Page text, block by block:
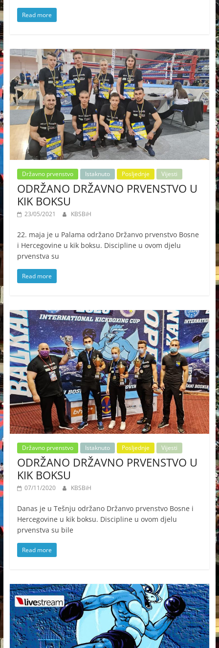
Read more
Državno prvenstvo Istaknuto Posljednje Vijesti
ODRŽANO DRŽAVNO PRVENSTVO U
KIK BOKSU
23/05/2021 KBSBiH
22. maja je u Palama održano Držanvo prvenstvo Bosne
i Hercegovine u kik boksu. Discipline u ovom djelu
prvenstva su
Read more
Državno prvenstvo Istaknuto Posljednje Vijesti
ODRŽANO DRŽAVNO PRVENSTVO U
KIK BOKSU
07/11/2020 KBSBiH
Danas je u Tešnju održano Držanvo prvenstvo Bosne i
Hercegovine u kik boksu. Discipline u ovom djelu
prvenstva su bile
Read more